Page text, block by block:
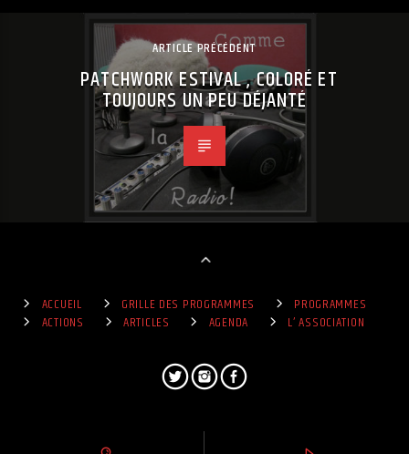
ARTICLE PRÉCÉDENT
PATCHWORK ESTIVAL , COLORÉ ET
TOUJOURS UN PEU DÉJANTÉ
ACCUEIL GRILLE DES PROGRAMMES
PROGRAMMES
ACTIONS
ARTICLES AGENDA L’ ASSOCIATION